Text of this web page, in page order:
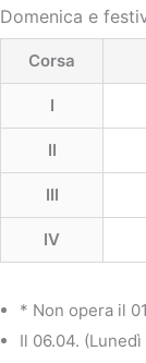
Domenica e
Corsa
I
II
III
IV
* Non opera il
Il 06.04.